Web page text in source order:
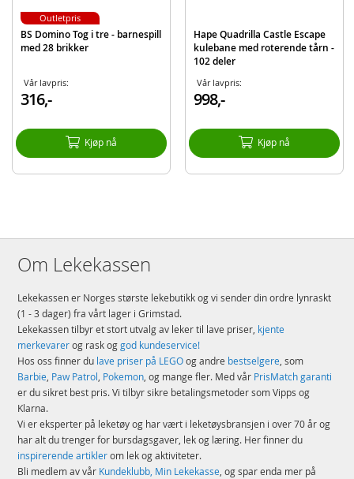
Merke Hape
BS Domino Tog i tre - barnespill
med 28 brikker
Vår lavpris:
316,-
Kjøp nå
Outletpris
Hape Quadrilla Castle Escape
kulebane med roterende tårn -
102 deler
Vår lavpris:
998,-
Kjøp nå
Om Lekekassen
Lekekassen er Norges største lekebutikk og vi sender din ordre lynraskt
(1 - 3 dager) fra vårt lager i Grimstad.
Lekekassen tilbyr et stort utvalg av leker til lave priser, kjente
merkevarerog rask oggod kundeservice!
Hos oss finner du lave priser på LEGOog andre bestselgere, som
Barbie, Paw Patrol, Pokemon, og mange fler. Med vår PrisMatch garanti
er du sikret best pris. Vi tilbyr sikre betalingsmetoder som Vipps og
Klarna.
Vi er eksperter på leketøy og har vært i leketøysbransjen i over 70 år og
har alt du trenger for bursdagsgaver, lek og læring. Her finner du
inspirerende artiklerom lek og aktiviteter.
Bli medlem av vår Kundeklubb, Min Lekekasse, og spar enda mer på